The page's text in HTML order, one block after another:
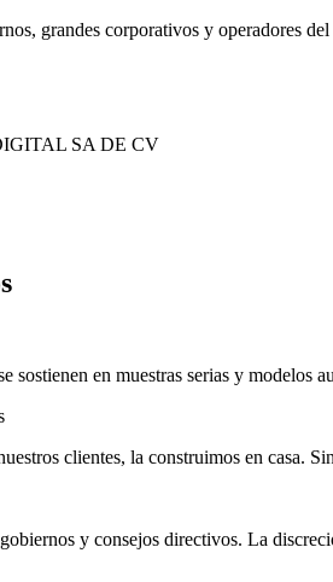
grandes corporativos y operadores
SA DE CV
sostienen en muestras serias y modelos
clientes, la construimos en casa.
y consejos directivos. La